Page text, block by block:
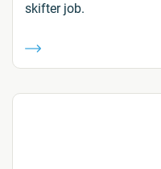
skifter job.